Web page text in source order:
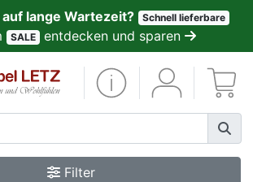
auf lange Wartezeit? Schnell lieferbare
SALE entdecken und sparen
Filter